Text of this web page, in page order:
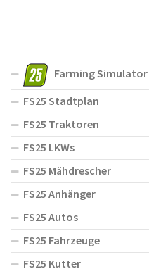
Farming Simulator
FS25 Stadtplan
FS25 Traktoren
FS25 LKWs
FS25 Mähdrescher
FS25 Anhänger
FS25 Autos
FS25 Fahrzeuge
FS25 Kutter